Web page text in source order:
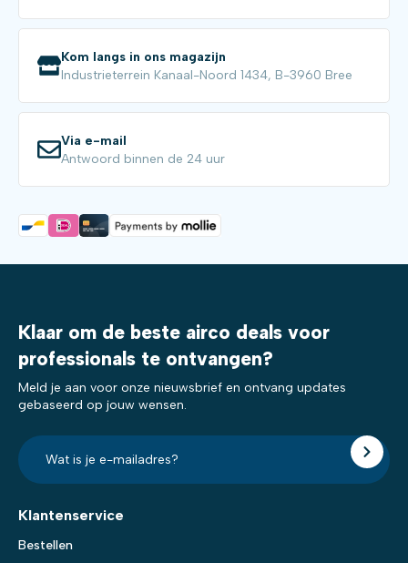
Kom langs in ons magazijn
Industrieterrein Kanaal-Noord 1434, B-3960 Bree
Via e-mail
Antwoord binnen de 24 uur
Klaar om de beste airco deals voor
professionals te ontvangen?
Meld je aan voor onze nieuwsbrief en ontvang updates
gebaseerd op jouw wensen.
E-
mailadres?
*
Klantenservice
Bestellen